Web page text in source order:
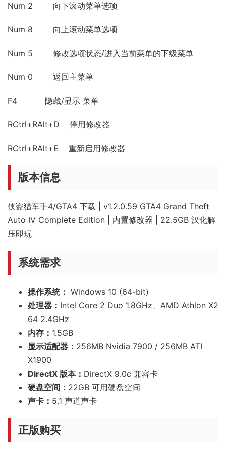
Num 2 向下滚动菜单选项
Num 8 向上滚动菜单选项
Num 5 修改选项状态/进入当前菜单的下级菜单
Num 0 返回主菜单
F4 隐藏/显示 菜单
RCtrl+RAlt+D 停用修改器
RCtrl+RAlt+E 重新启用修改器
版本信息
侠盗猎车手4/GTA4 下载 | v1.2.0.59 GTA4 Grand Theft
Auto IV Complete Edition | 内置修改器 | 22.5GB 汉化解
压即玩
系统需求
操作系统： Windows 10 (64-bit)
处理器： Intel Core 2 Duo 1.8GHz、AMD Athlon X2
64 2.4GHz
内存： 1.5GB
显示适配器： 256MB Nvidia 7900 / 256MB ATI
X1900
DirectX 版本： DirectX 9.0c 兼容卡
硬盘空间： 22GB 可用硬盘空间
声卡： 5.1 声道声卡
正版购买